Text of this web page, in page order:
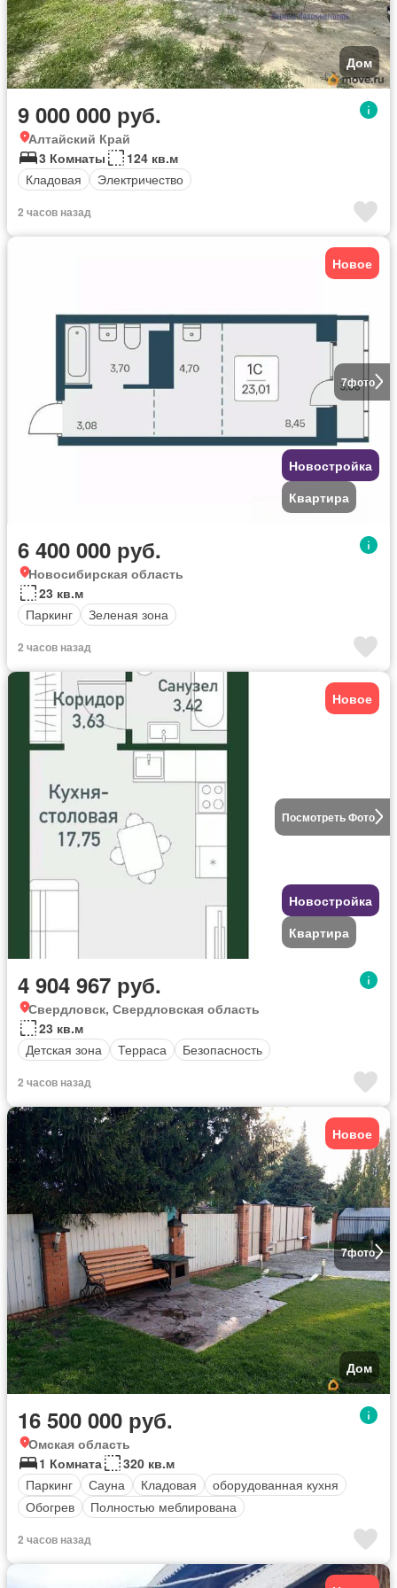
Дом
9 000 000 руб.
Алтайский Край
3 Комнаты
124 кв.м
Кладовая
Электричество
2 часов назад
7фото
Новое
Новостройка
Квартира
6 400 000 руб.
Новосибирская область
23 кв.м
Паркинг
Зеленая зона
2 часов назад
Посмотреть Фото
Новое
Новостройка
Квартира
4 904 967 руб.
Свердловск, Свердловская область
23 кв.м
Детская зона
Терраса Безопасность
2 часов назад
7фото
Новое
Дом
16 500 000 руб.
Омская область
1 Комната
320 кв.м
Паркинг
Сауна Кладовая
оборудованная кухня
Обогрев
Полностью меблирована
2 часов назад